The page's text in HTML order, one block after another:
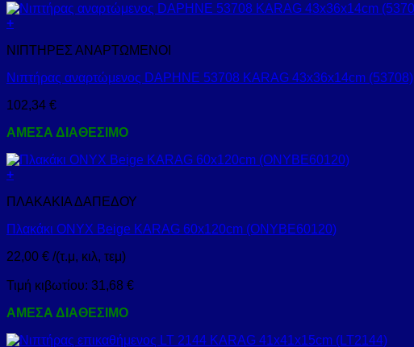
+
ΝΙΠΤΗΡΕΣ ΑΝΑΡΤΩΜΕΝΟΙ
Νιπτήρας αναρτώμενος DAPHNE 53708 KARAG 43x36x14cm (53708)
102,34 €
ΑΜΕΣΑ ΔΙΑΘΕΣΙΜΟ
+
ΠΛΑΚΑΚΙΑ ΔΑΠΕΔΟΥ
Πλακάκι ONYX Beige KARAG 60x120cm (ONYBE60120)
22,00 € /(τ.μ, κιλ, τεμ)
Τιμή κιβωτίου: 31,68 €
ΑΜΕΣΑ ΔΙΑΘΕΣΙΜΟ